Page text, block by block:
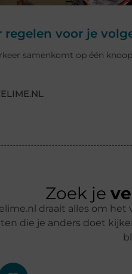
regelen voor je
samenkomt op één
Zoek je
draait alles om
die je anders doet